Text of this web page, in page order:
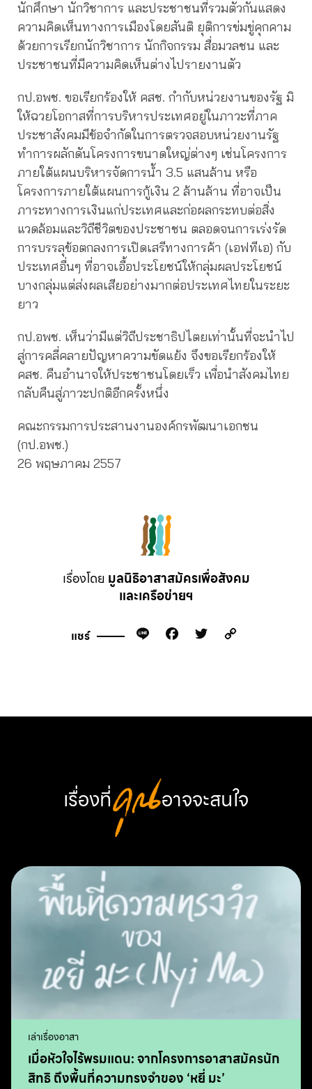
นักศึกษา นักวิชาการ และประชาชนที่รวมตัวกันแสดง
ความคิดเห็นทางการเมืองโดยสันติ ยุติการข่มขู่คุกคาม
ด้วยการเรียกนักวิชาการ นักกิจกรรม สื่อมวลชน และ
ประชาชนที่มีความคิดเห็นต่างไปรายงานตัว
กป.อพช. ขอเรียกร้องให้ คสช. กำกับหน่วยงานของรัฐ มิ
ให้ฉวยโอกาสที่การบริหารประเทศอยู่ในภาวะที่ภาค
ประชาสังคมมีข้อจำกัดในการตรวจสอบหน่วยงานรัฐ
ทำการผลักดันโครงการขนาดใหญ่ต่างๆ เช่นโครงการ
ภายใต้แผนบริหารจัดการน้ำ 3.5 แสนล้าน หรือ
โครงการภายใต้แผนการกู้เงิน 2 ล้านล้าน ที่อาจเป็น
ภาระทางการเงินแก่ประเทศและก่อผลกระทบต่อสิ่ง
แวดล้อมและวิถีชีวิตของประชาชน ตลอดจนการเร่งรัด
การบรรลุข้อตกลงการเปิดเสรีทางการค้า (เอฟทีเอ) กับ
ประเทศอื่นๆ ที่อาจเอื้อประโยชน์ให้กลุ่มผลประโยชน์
บางกลุ่มแต่ส่งผลเสียอย่างมากต่อประเทศไทยในระยะ
ยาว
กป.อพช. เห็นว่ามีแต่วิถีประชาธิปไตยเท่านั้นที่จะนำไป
สู่การคลี่คลายปัญหาความขัดแย้ง จึงขอเรียกร้องให้
คสช. คืนอำนาจให้ประชาชนโดยเร็ว เพื่อนำสังคมไทย
กลับคืนสู่ภาวะปกติอีกครั้งหนึ่ง
คณะกรรมการประสานงานองค์กรพัฒนาเอกชน
(กป.อพช.)
26 พฤษภาคม 2557
เรื่องโดย มูลนิธิอาสาสมัครเพื่อสังคม
และเครือข่ายฯ
แชร์ Line Facebook
Twitter
เรื่องที่คุณ อาจจะสนใจ
เล่าเรื่องอาสา
เมื่อหัวใจไร้พรมแดน: จากโครงการอาสาสมัครนัก
สิทธิ ถึงพื้นที่ความทรงจำของ ‘หยี่ มะ’